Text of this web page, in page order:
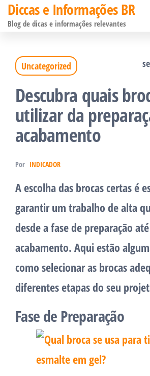
Pular
para
conteúdo
Diccas e Informações BR
Blog de dicas e informações relevantes
Uncategorized
Descubra quais
utilizar da
acabamento
Por INDICADOR
A escolha das brocas certas é
garantir um trabalho de alta
desde a fase de preparação
acabamento. Aqui estão
como selecionar as brocas
diferentes etapas do seu
Fase de Preparação